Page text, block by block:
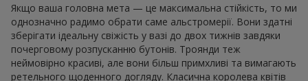
Якщо ваша головна мета — це максимальна стійкість, то ми
однозначно радимо обрати саме альстромерії. Вони здатні
зберігати ідеальну свіжість у вазі до двох тижнів завдяки
почерговому розпусканню бутонів. Троянди теж
неймовірно красиві, але вони більш примхливі та вимагають
ретельного щоденного догляду. Класична королева квітів